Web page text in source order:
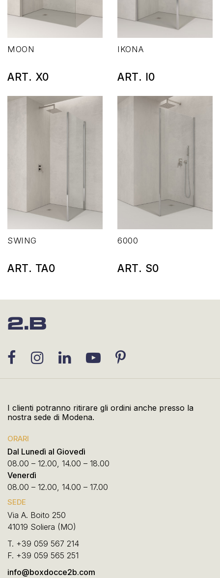
MOON
ART. X0
IKONA
ART. I0
SWING
ART. TA0
6000
ART. S0
I clienti potranno ritirare gli ordini anche presso la
nostra sede di Modena.
ORARI
Dal Lunedì al Giovedì
08.00 – 12.00, 14.00 – 18.00
Venerdì
08.00 – 12.00, 14.00 – 17.00
SEDE
Via A. Boito 250
41019 Soliera (MO)
T. +39 059 567 214
F. +39 059 565 251
info@boxdocce2b.com